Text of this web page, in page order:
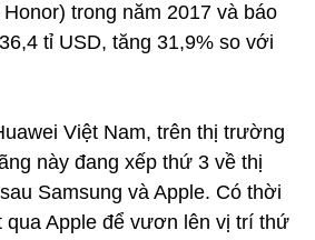
trong năm 2017 và báo
tỉ USD, tăng 31,9% so với
Việt Nam, trên thị trường
này đang xếp thứ 3 về thị
Samsung và Apple. Có thời
Apple để vươn lên vị trí thứ